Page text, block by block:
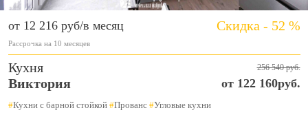
от 12 216 руб/в месяц Скидка - 52 %
Рассрочка на 10 месяцев
Кухня 256 540 руб.
Виктория от 122 160руб.
#Кухни с барной стойкой #Прованс #Угловые кухни